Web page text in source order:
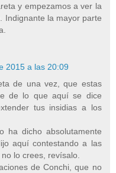
y empezamos a ver la
Indignante la mayor parte
2015 a las 20:09
de una vez, que estas
de lo que aquí se dice
tus insidias a los
ha dicho absolutamente
aquí contestando a las
lo crees, revísalo.
de Conchi, que no